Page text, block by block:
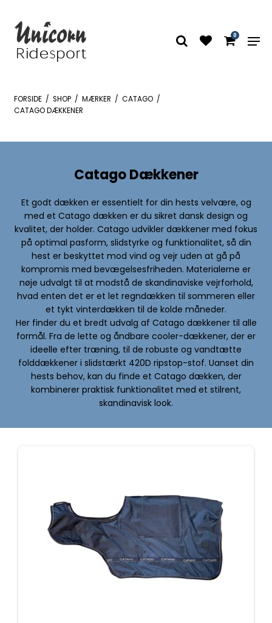
0
FORSIDE / SHOP / MÆRKER / CATAGO /
CATAGO DÆKKENER
Catago Dækkener
Et godt dækken er essentielt for din hests velvære, og
med et Catago dækken er du sikret dansk design og
kvalitet, der holder. Catago udvikler dækkener med fokus
på optimal pasform, slidstyrke og funktionalitet, så din
hest er beskyttet mod vind og vejr uden at gå på
kompromis med bevægelsesfriheden. Materialerne er
nøje udvalgt til at modstå de skandinaviske vejrforhold,
hvad enten det er et let regndækken til sommeren eller
et tykt vinterdækken til de kolde måneder.
Her finder du et bredt udvalg af Catago dækkener til alle
formål. Fra de lette og åndbare cooler-dækkener, der er
ideelle efter træning, til de robuste og vandtætte
folddækkener i slidstærkt 420D ripstop-stof. Uanset din
hests behov, kan du finde et Catago dækken, der
kombinerer praktisk funktionalitet med et stilrent,
skandinavisk look.